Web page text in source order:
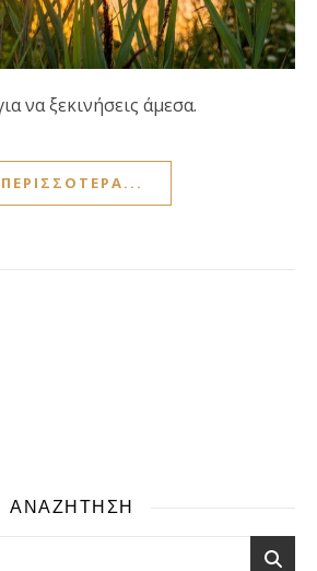
να ξεκινήσεις άμεσα.
ΠΕΡΙΣΣΌΤΕΡΑ...
ΑΝΑΖΗΤΗΣΗ